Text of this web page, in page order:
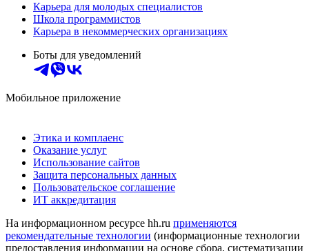
Карьера для молодых специалистов
Школа программистов
Карьера в некоммерческих организациях
Боты для уведомлений
Мобильное приложение
Этика и комплаенс
Оказание услуг
Использование сайтов
Защита персональных данных
Пользовательское соглашение
ИТ аккредитация
На информационном ресурсе hh.ru применяются
рекомендательные технологии (информационные технологии
предоставления информации на основе сбора, систематизации